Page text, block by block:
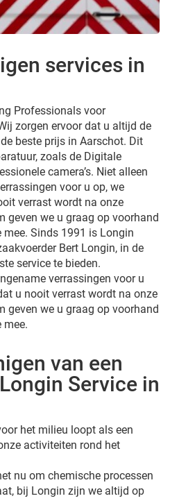
services in
Professionals voor
zorgen ervoor dat u altijd de
beste prijs in Aarschot. Dit
zoals de Digitale
camera’s. Niet alleen
voor u op, we
verrast wordt na onze
geven we u graag op voorhand
Sinds 1991 is Longin
Bert Longin, in de
service te bieden.
verrassingen voor u
u nooit verrast wordt na onze
geven we u graag op voorhand
mee.
van een
Service in
het milieu loopt als een
activiteiten rond het
nu om chemische processen
bij Longin zijn we altijd op